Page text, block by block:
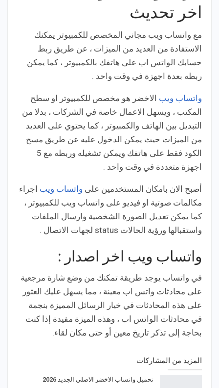
اخر تحديث
مع واتساب ويب مجاني المخصص للكمبيوتر يمكنك
الاستفادة من العديد من الميزات ، عن طريق ربط
حسابك الواتس اب على هاتفك بالكمبيوتر ، كما يمكن
ربطه بعدة اجهزة في وقت واحد .
واتساب ويب الاخضر هو مخصص للكمبيوتر او سطح
المكتب ، ويسهل الاعمال خاصة في الشركات ، بدلا من
التبديل بين الهاتف والكمبيوتر ، كما يحتوي على العديد
من الميزات حيث يمكن الدخول عليه عن طريق مسح
الكود فقط على هاتفك ويمكن تشغيله وربطه مع 5
اجهزة متعددة في وقت واحد .
أصبح الان بامكان المستخدمين على واتساب ويب اجراء
مكالمات صوتية او فيديو على واتساب ويب للكمبيوتر ،
كما يمكن تعديل الصورة الشخصية وارسال الملفات
واستقبالها ورؤية الحالات status لجهات الاتصال .
واتساب ويب اخر اصدار :
في واتساب يوجد طريقة تمكنك من وضع شارة مرجعية
على محادثات واتس اب معينة ، مما يسهل عليك العثور
على هذه المحادثات في خيار الرسائل المميزة بنجمة
في محادثات الواتس اب ، وهذه الميزة مفيدة إذا كنت
بحاجة إلى تذكر تاريخ معين أو حتى مكان لقاء.
المزيد من المشاركات
تحميل واتساب الاخضر الاصلي الجديد 2026